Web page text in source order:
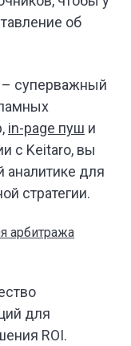
об
– суперважный
in-page пуш и
с Keitaro, вы
аналитике для
стратегии.
арбитража
для
ROI.